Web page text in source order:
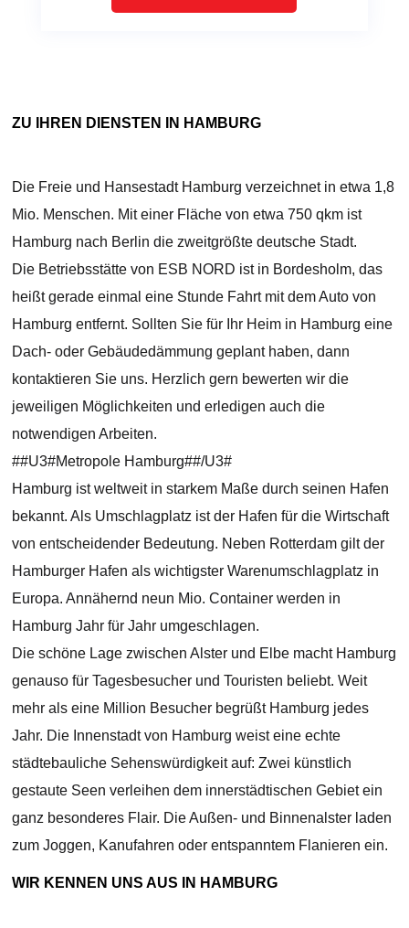
ZU IHREN DIENSTEN IN HAMBURG
Die Freie und Hansestadt Hamburg verzeichnet in etwa 1,8
Mio. Menschen. Mit einer Fläche von etwa 750 qkm ist
Hamburg nach Berlin die zweitgrößte deutsche Stadt.
Die Betriebsstätte von ESB NORD ist in Bordesholm, das
heißt gerade einmal eine Stunde Fahrt mit dem Auto von
Hamburg entfernt. Sollten Sie für Ihr Heim in Hamburg eine
Dach- oder Gebäudedämmung geplant haben, dann
kontaktieren Sie uns. Herzlich gern bewerten wir die
jeweiligen Möglichkeiten und erledigen auch die
notwendigen Arbeiten.
##U3#Metropole Hamburg##/U3#
Hamburg ist weltweit in starkem Maße durch seinen Hafen
bekannt. Als Umschlagplatz ist der Hafen für die Wirtschaft
von entscheidender Bedeutung. Neben Rotterdam gilt der
Hamburger Hafen als wichtigster Warenumschlagplatz in
Europa. Annähernd neun Mio. Container werden in
Hamburg Jahr für Jahr umgeschlagen.
Die schöne Lage zwischen Alster und Elbe macht Hamburg
genauso für Tagesbesucher und Touristen beliebt. Weit
mehr als eine Million Besucher begrüßt Hamburg jedes
Jahr. Die Innenstadt von Hamburg weist eine echte
städtebauliche Sehenswürdigkeit auf: Zwei künstlich
gestaute Seen verleihen dem innerstädtischen Gebiet ein
ganz besonderes Flair. Die Außen- und Binnenalster laden
zum Joggen, Kanufahren oder entspanntem Flanieren ein.
WIR KENNEN UNS AUS IN HAMBURG